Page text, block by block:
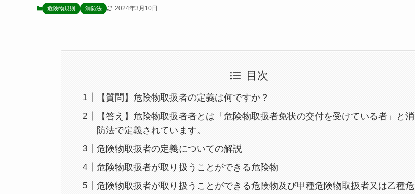
危険物規則 消防法 2024年3月10日
目次
【質問】危険物取扱者の定義は何ですか？
【答え】危険物取扱者者とは「危険物取扱者免状の交付を受けている者」と消
防法で定義されています。
危険物取扱者の定義についての解説
危険物取扱者が取り扱うことができる危険物
危険物取扱者が取り扱うことができる危険物及び甲種危険物取扱者又は乙種危